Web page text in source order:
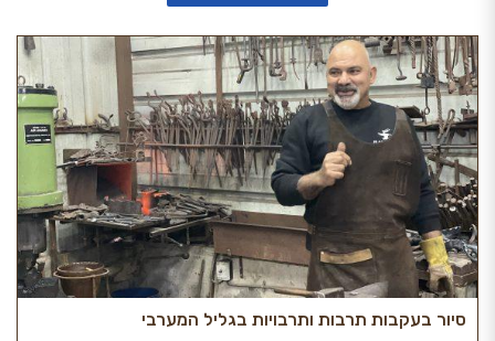
סיור בעקבות תרבות ותרבויות בגליל המערבי